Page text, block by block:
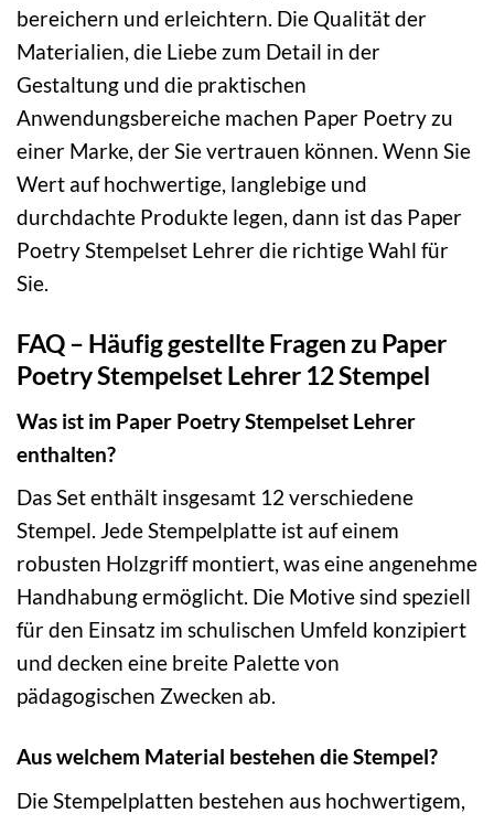
bereichern und erleichtern. Die Qualität der
Materialien, die Liebe zum Detail in der
Gestaltung und die praktischen
Anwendungsbereiche machen Paper Poetry zu
einer Marke, der Sie vertrauen können. Wenn Sie
Wert auf hochwertige, langlebige und
durchdachte Produkte legen, dann ist das Paper
Poetry Stempelset Lehrer die richtige Wahl für
Sie.
FAQ – Häufig gestellte Fragen zu Paper
Poetry Stempelset Lehrer 12 Stempel
Was ist im Paper Poetry Stempelset Lehrer
enthalten?
Das Set enthält insgesamt 12 verschiedene
Stempel. Jede Stempelplatte ist auf einem
robusten Holzgriff montiert, was eine angenehme
Handhabung ermöglicht. Die Motive sind speziell
für den Einsatz im schulischen Umfeld konzipiert
und decken eine breite Palette von
pädagogischen Zwecken ab.
Aus welchem Material bestehen die Stempel?
Die Stempelplatten bestehen aus hochwertigem,